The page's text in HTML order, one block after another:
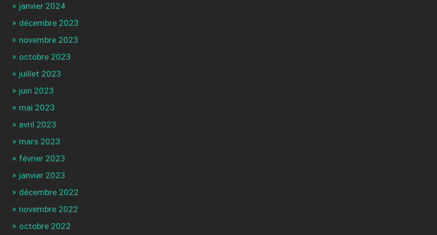
janvier 2024
décembre 2023
novembre 2023
octobre 2023
juillet 2023
juin 2023
mai 2023
avril 2023
mars 2023
février 2023
janvier 2023
décembre 2022
novembre 2022
octobre 2022